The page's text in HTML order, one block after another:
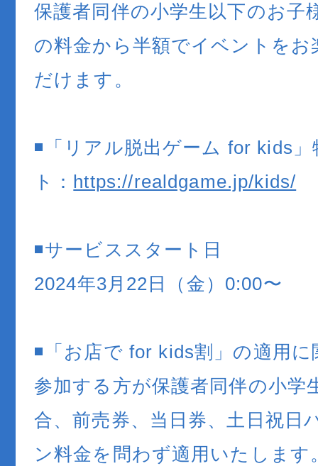
保護者同伴の小学生以下のお子
の料金から半額でイベントをお
だけます。
◾️「リアル脱出ゲーム for kids
ト： https://realdgame.jp/kids/
◾️サービススタート日
2024年3月22日（金）0:00〜
◾️「お店で for kids割」の適用
参加する方が保護者同伴の小学
合、前売券、当日券、土日祝日
ン料金を問わず適用いたします